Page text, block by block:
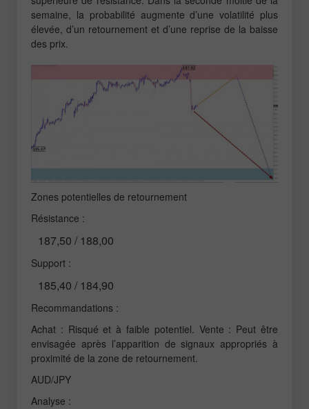
semaine, la probabilité augmente d’une volatilité plus
élevée, d’un retournement et d’une reprise de la baisse
des prix.
Zones potentielles de retournement
Résistance :
187,50 / 188,00
Support :
185,40 / 184,90
Recommandations :
Achat : Risqué et à faible potentiel. Vente : Peut être
envisagée après l’apparition de signaux appropriés à
proximité de la zone de retournement.
AUD/JPY
Analyse :